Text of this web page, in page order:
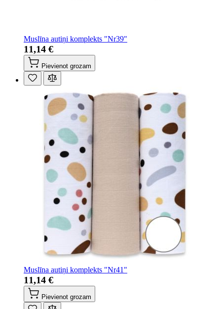
Muslīna autiņi komplekts "Nr39"
11,14 €
Pievienot grozam
Muslīna autiņi komplekts "Nr41"
11,14 €
Pievienot grozam